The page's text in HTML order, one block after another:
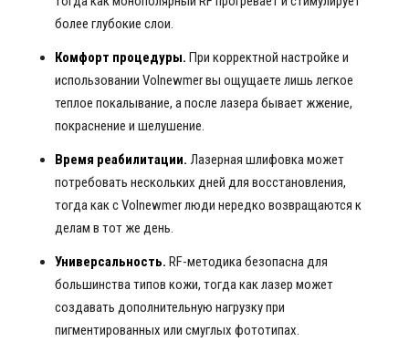
более глубокие слои.
Комфорт процедуры. При корректной настройке и
использовании Volnewmer вы ощущаете лишь легкое
теплое покалывание, а после лазера бывает жжение,
покраснение и шелушение.
Время реабилитации. Лазерная шлифовка может
потребовать нескольких дней для восстановления,
тогда как с Volnewmer люди нередко возвращаются к
делам в тот же день.
Универсальность. RF-методика безопасна для
большинства типов кожи, тогда как лазер может
создавать дополнительную нагрузку при
пигментированных или смуглых фототипах.